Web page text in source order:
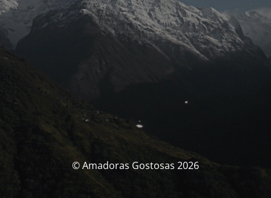
© Amadoras Gostosas 2026